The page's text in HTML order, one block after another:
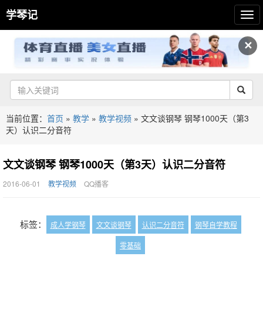
✕
学琴记
当前位置： 首页 » 教学 » 教学视频 » 文文谈钢琴 钢琴1000天（第3
天）认识二分音符
文文谈钢琴 钢琴1000天（第3天）认识二分音符
2016-06-01 教学视频 QQ播客
标签： 成人学钢琴 文文谈钢琴 认识二分音符 钢琴自学教程
零基础